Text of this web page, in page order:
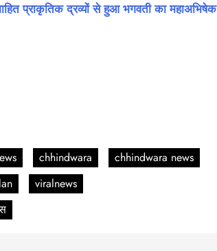
प्राकृतिक द्रव्यों से हुआ भगवती का महाअभिषेक
chhindwara
chhindwara news
viralnews